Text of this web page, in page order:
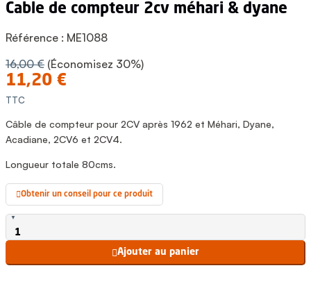
cable de compteur 2cv méhari & dyane
Référence : ME1088
16,00 € (Économisez 30%)
11,20 €
TTC
Câble de compteur pour 2CV après 1962 et Méhari, Dyane,
Acadiane, 2CV6 et 2CV4.
Longueur totale 80cms.
Obtenir un conseil pour ce produit
Ajouter au panier